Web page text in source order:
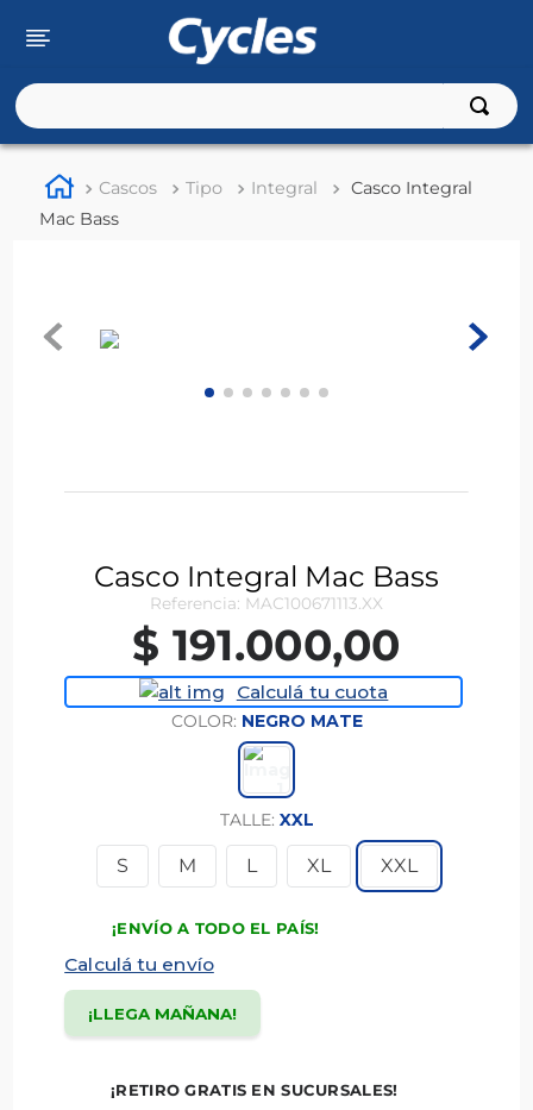
Buscar
Cascos Tipo Integral
Casco Integral
Mac Bass
Casco Integral Mac Bass
Referencia: MAC100671113.XX
$ 191.000,00
Calculá tu cuota
TALLE: XXL
S M L XL XXL
COLOR: NEGRO MATE
¡ENVÍO A TODO EL PAÍS!
Calculá tu envío
¡LLEGA MAÑANA!
¡RETIRO GRATIS EN SUCURSALES!
1.
rouser
4.
125